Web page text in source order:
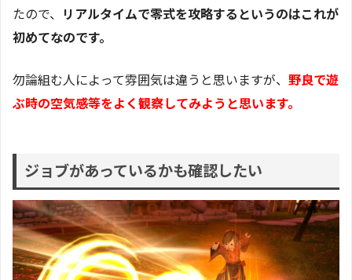
たので、 リアルタイムで零式を攻略するというのはこれが
初めてなのです。
勿論組む人によって雰囲気は違うと思いますが、 野良で遊
ぶ時の空気感等をよく観察してみようと思います。
ジョブがあっているかも確認したい